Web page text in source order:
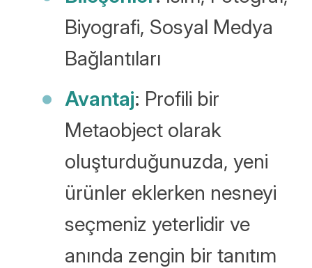
Biyografi, Sosyal Medya
Bağlantıları
Avantaj: Profili bir
Metaobject olarak
oluşturduğunuzda, yeni
ürünler eklerken nesneyi
seçmeniz yeterlidir ve
anında zengin bir tanıtım